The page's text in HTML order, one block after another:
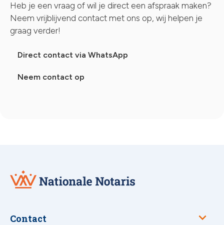
Heb je een vraag of wil je direct een afspraak maken?
Neem vrijblijvend contact met ons op, wij helpen je
graag verder!
Direct contact via WhatsApp
Neem contact op
Nationale
Notaris
Contact